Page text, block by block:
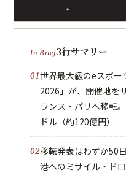
3行サマリー
世界最大級のeスポ
2026」が、開催地を
ランス・パリへ移転
ドル（約120億円）
移転発表はわずか50
港へのミサイル・ド